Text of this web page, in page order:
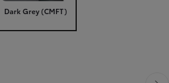
Dark Grey (CMFT)